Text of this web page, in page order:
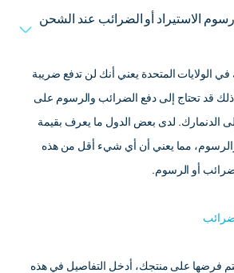
الاستيراد أو الضرائب عند الشحن
الولايات المتحدة يعني أنك لن تدفع ضريبة
ذلك قد تحتاج إلى دفع الضرائب والرسوم على
الدنمارك. لدى بعض الدول ما يعرف بقيمة
مما يعني أن أي شيء أقل من هذه
أو الرسوم.
فرضها على منتجك، أدخل التفاصيل في هذه